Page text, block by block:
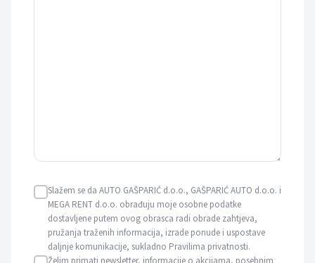
Slažem se da AUTO GAŠPARIĆ d.o.o., GAŠPARIĆ AUTO d.o.o. i
MEGA RENT d.o.o. obrađuju moje osobne podatke
dostavljene putem ovog obrasca radi obrade zahtjeva,
pružanja traženih informacija, izrade ponude i uspostave
daljnje komunikacije, sukladno Pravilima privatnosti.
Želim primati newsletter, informacije o akcijama, posebnim